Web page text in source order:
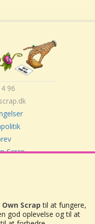
96
Scrap
20
Own Scrap til at fungere,
god oplevelse og til at